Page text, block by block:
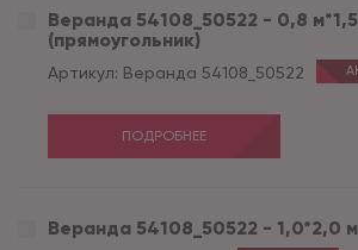
Веранда 54108_50522 - 0,8
(прямоугольник)
Артикул: Веранда 54108_50522
ПОДРОБНЕЕ
Веранда 54108_50522 - 1,0*2,0